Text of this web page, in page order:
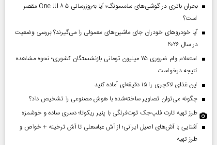
بحران باتری در گوشی‌های سامسونگ؛ آیا به‌روزرسانی One UI ۸.۵ مقصر
است؟
آیا خودروهای خودران جای ماشین‌های معمولی را می‌گیرند؟ بررسی وضعیت
در سال ۲۰۲۶
استعلام وام ضروری ۷۵ میلیون تومانی بازنشستگان کشوری؛ نحوه مشاهده
نتیجه درخواست
این غذای لاکچری را ۱۵ دقیقه‌ای آماده کنید
چگونه می‌توان تصاویر ساخته‌شده با هوش مصنوعی را تشخیص داد؟
طرز تهیه تارت فلپ‌جک توت‌فرنگی با پنیر ریکوتا؛ دسری ساده و خوشمزه
آشنایی با آش‌های اصیل ایرانی؛ از آش عباسعلی تا آش ترخینه + خواص و
طرز تهیه